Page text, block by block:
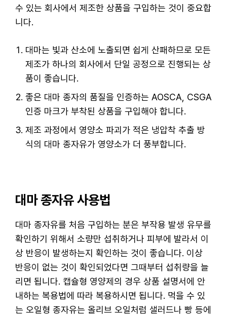
수 있는 회사에서 제조한 상품을 구입하는 것이 중요합
니다.
대마는 빛과 산소에 노출되면 쉽게 산패하므로 모든
제조가 하나의 회사에서 단일 공정으로 진행되는 상
품이 좋습니다.
좋은 대마 종자의 품질을 인증하는 AOSCA, CSGA
인증 마크가 부착된 상품을 구입해야 합니다.
제조 과정에서 영양소 파괴가 적은 냉압착 추출 방
식의 대마 종자유가 영양소가 더 풍부합니다.
대마 종자유 사용법
대마 종자유를 처음 구입하는 분은 부작용 발생 유무를
확인하기 위해서 소량만 섭취하거나 피부에 발라서 이
상 반응이 발생하는지 확인하는 것이 좋습니다. 이상
반응이 없는 것이 확인되었다면 그때부터 섭취량을 늘
리면 됩니다. 캡슐형 영양제의 경우 상품 설명서에 안
내하는 복용법에 따라 복용하시면 됩니다. 먹을 수 있
는 오일형 종자유는 올리브 오일처럼 샐러드나 빵 등에